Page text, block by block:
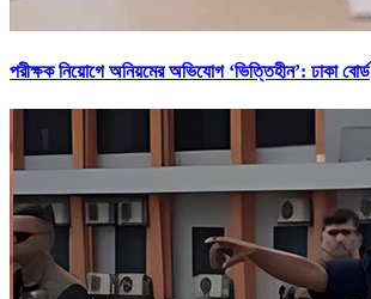
পরীক্ষক নিয়োগে অনিয়মের অভিযোগ ‘ভিত্তিহীন’: ঢাকা বোর্ড